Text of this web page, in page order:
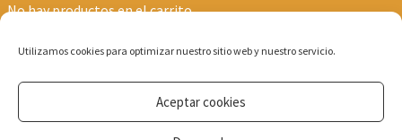
Utilizamos cookies para optimizar nuestro sitio web y nuestro servicio.
Aceptar cookies
No hay productos en el carrito.
© Produpel | Productos de Peluquería y Estética 2026